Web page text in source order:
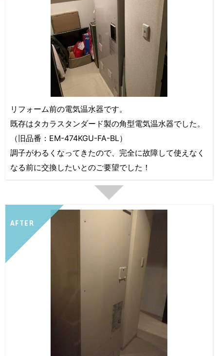
リフォーム前の電気温水器です。
既存はタカラスタンダード製の角型電気温水器でした。
（旧品番：EM-474KGU-FA-BL）
調子がわるくなってきたので、完全に故障して使えなく
なる前に交換したいとのご要望でした！
AFTER